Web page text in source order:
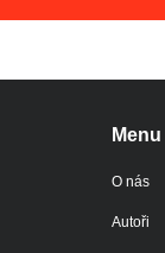
Menu
O nás
Autoři